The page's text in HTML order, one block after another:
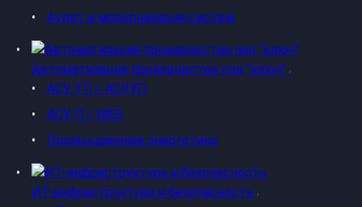
Аудит и модернизация систем
Автоматизация производства под "ключ"
АСУ ТП / АСУУП
АСУ П / MES
Промышленная энергетика
ИТ-инфраструктура и безопасность